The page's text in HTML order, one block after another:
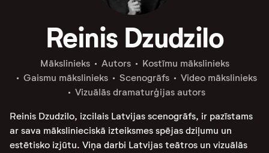
Reinis Dzudzilo
Mākslinieks Autors
Kostīmu mākslinieks
Gaismu mākslinieks
Scenogrāfs
Video mākslinieks
Vizuālās dramaturģijas autors
Reinis Dzudzilo, izcilais Latvijas scenogrāfs, ir pazīstams
ar sava mākslinieciskā izteiksmes spējas dziļumu un
estētisko izjūtu. Viņa darbi Latvijas teātros un vizuālās